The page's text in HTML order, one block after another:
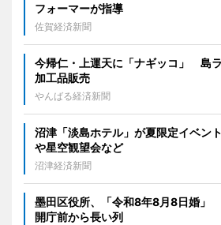
フォーマーが指導
佐賀経済新聞
今帰仁・上運天に「ナギッコ」 島
加工品販売
やんばる経済新聞
沼津「淡島ホテル」が夏限定イベン
や星空観望会など
沼津経済新聞
墨田区役所、「令和8年8月8日婚」
開庁前から長い列